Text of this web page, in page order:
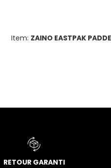
Item: ZAINO EASTPAK
RETOUR GARANTI